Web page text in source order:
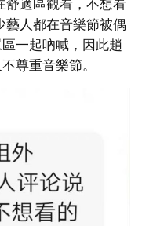
藝人都在音樂節被偶
一起吶喊，因此趙
尊重音樂節。